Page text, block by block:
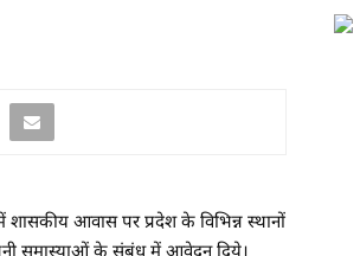
आवास पर प्रदेश के विभिन्न स्थानों
समास्याओं के संबंध में आवेदन दिये।